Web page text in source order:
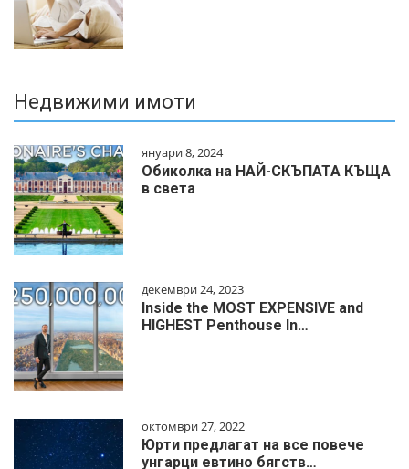
Недвижими имоти
януари 8, 2024
Обиколка на НАЙ-СКЪПАТА КЪЩА
в света
декември 24, 2023
Inside the MOST EXPENSIVE and
HIGHEST Penthouse In…
октомври 27, 2022
Юрти предлагат на все повече
унгарци евтино бягств…